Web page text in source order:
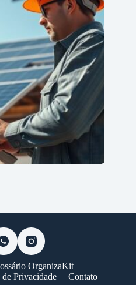
OrganizaKit
Privacidade Contato